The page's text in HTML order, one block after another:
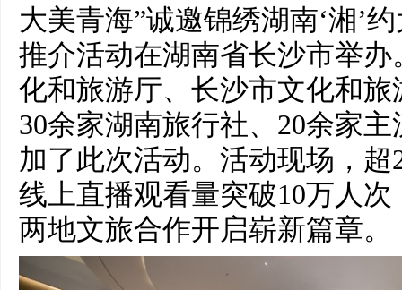
大美青海”诚邀锦绣湖南‘湘’
推介活动在湖南省长沙市举
化和旅游厅、长沙市文化和
30余家湖南旅行社、20余家
加了此次活动。活动现场，超
线上直播观看量突破10万人
两地文旅合作开启崭新篇章。